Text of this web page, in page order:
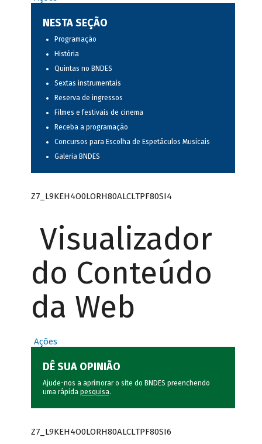
NESTA SEÇÃO
Programação
História
Quintas no BNDES
Sextas instrumentais
Reserva de ingressos
Filmes e festivais de cinema
Receba a programação
Concursos para Escolha de Espetáculos Musicais
Galeria BNDES
Z7_L9KEH4O0LORH80ALCLTPF80SI4
Visualizador
do Conteúdo
da Web
Ações
DÊ SUA OPINIÃO
Ajude-nos a aprimorar o site do BNDES preenchendo
uma rápida pesquisa.
Z7_L9KEH4O0LORH80ALCLTPF80SI6